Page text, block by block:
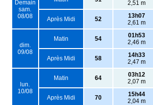
Demain
sam.
08/08
2,51 m
Après Midi 52
13h07
2,61 m
dim.
09/08
Matin 54
01h53
2,46 m
Après Midi 58
14h33
2,47 m
lun.
10/08
Matin 64
03h12
2,07 m
Après Midi 70
15h44
2,04 m